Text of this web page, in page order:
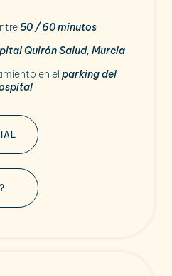
50 / 60 minutos
Quirón Salud, Murcia
en el parking del